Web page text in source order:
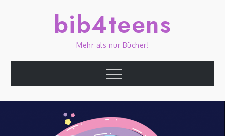
bib4teens
Mehr als nur Bücher!
Menu